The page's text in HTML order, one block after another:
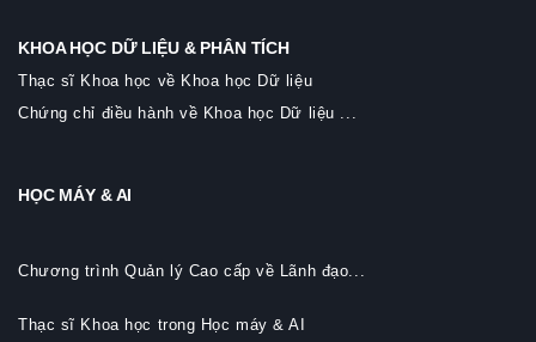
KHOA HỌC DỮ LIỆU & PHÂN TÍCH
Thạc sĩ Khoa học về Khoa học Dữ liệu
Chứng chỉ điều hành về Khoa học Dữ liệu ...
HỌC MÁY & AI
Chương trình Quản lý Cao cấp về Lãnh đạo...
Thạc sĩ Khoa học trong Học máy & AI